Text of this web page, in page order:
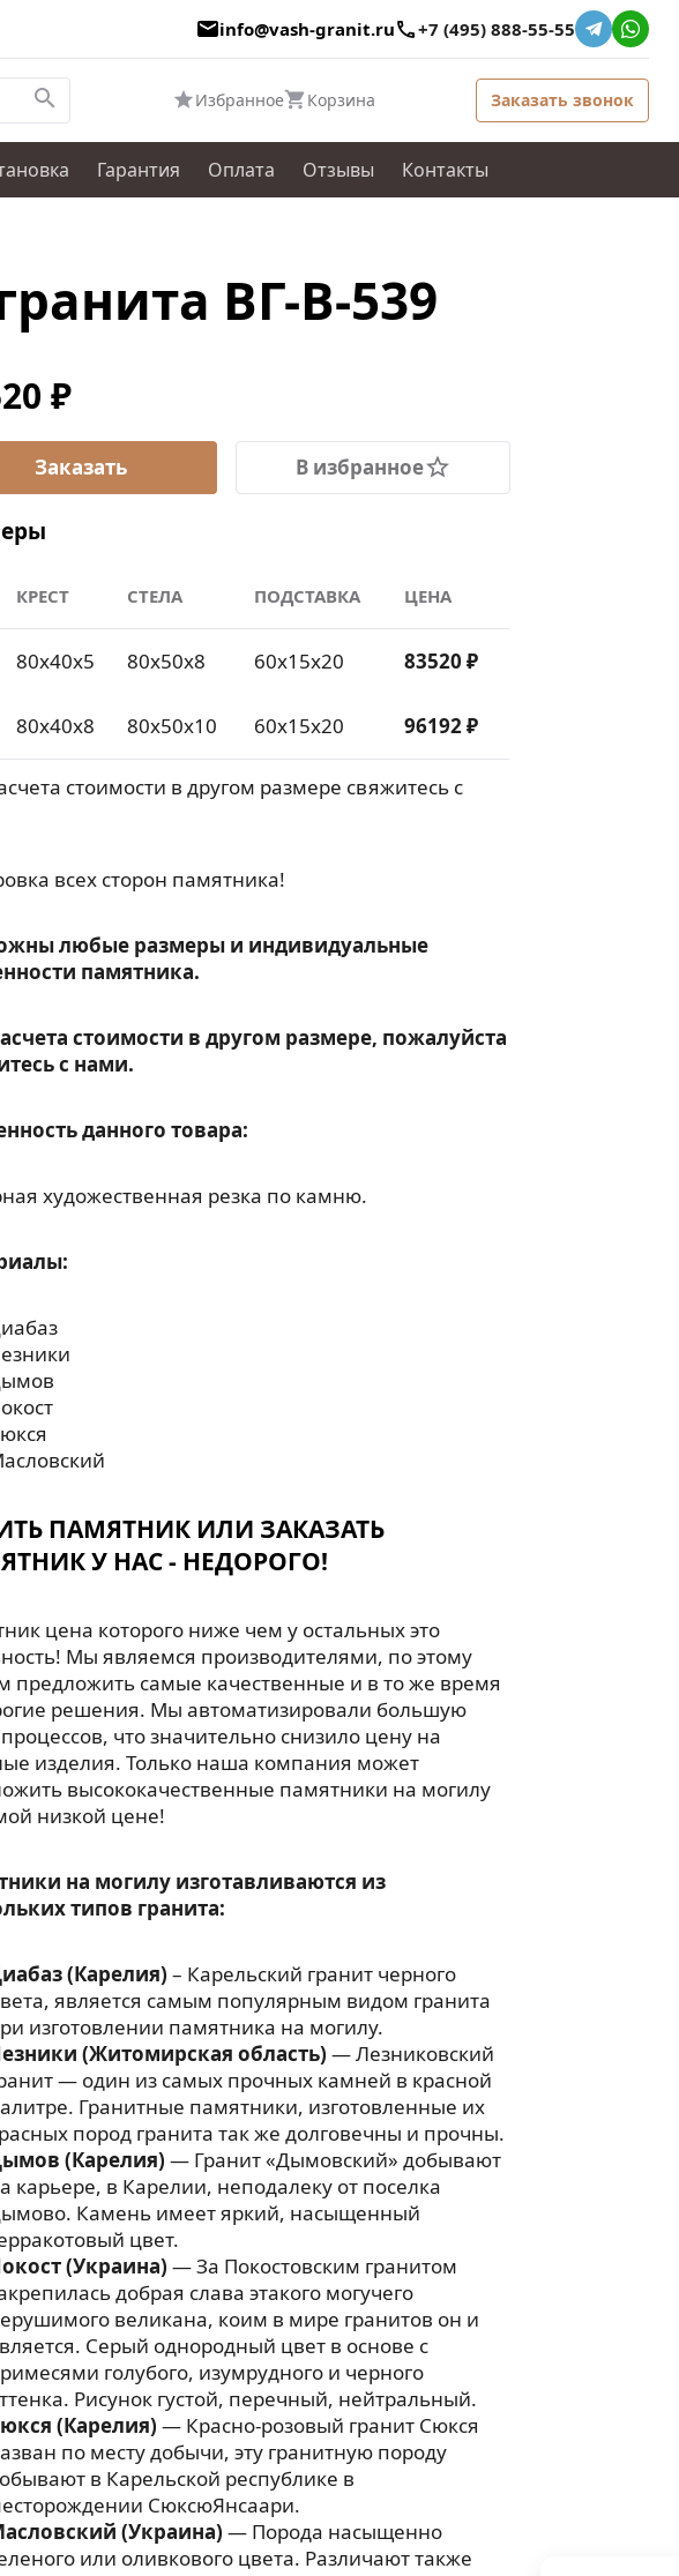
info@vash-granit.ru +7 (495) 888-55-55
Избранное Корзина Заказать звонок
Гарантия Оплата Отзывы Контакты
ВГ-В-539
₽
В избранное
КРЕСТ СТЕЛА ПОДСТАВКА ЦЕНА
80х40х5 80х50х8 60х15х20 83520 ₽
80х40х8 80х50х10 60х15х20 96192 ₽
стоимости в другом размере свяжитесь с
всех сторон памятника!
любые размеры и индивидуальные
памятника.
стоимости в другом размере, пожалуйста
с нами.
данного товара:
художественная резка по камню.
ПАМЯТНИК ИЛИ ЗАКАЗАТЬ
У НАС - НЕДОРОГО!
цена которого ниже чем у остальных это
Мы являемся производителями, по этому
предложить самые качественные и в то же время
решения. Мы автоматизировали большую
процессов, что значительно снизило цену на
изделия. Только наша компания может
высококачественные памятники на могилу
низкой цене!
на могилу изготавливаются из
типов гранита:
(Карелия) – Карельский гранит черного
является самым популярным видом гранита
изготовлении памятника на могилу.
(Житомирская область) — Лезниковский
— один из самых прочных камней в красной
Гранитные памятники, изготовленные их
пород гранита так же долговечны и прочны.
(Карелия) — Гранит «Дымовский» добывают
карьере, в Карелии, неподалеку от поселка
Камень имеет яркий, насыщенный
цвет.
(Украина) — За Покостовским гранитом
добрая слава этакого могучего
великана, коим в мире гранитов он и
Серый однородный цвет в основе с
голубого, изумрудного и черного
Рисунок густой, перечный, нейтральный.
(Карелия) — Красно-розовый гранит Сюкся
по месту добычи, эту гранитную породу
в Карельской республике в
СюксюЯнсаари.
(Украина) — Порода насыщенно
или оливкового цвета. Различают также